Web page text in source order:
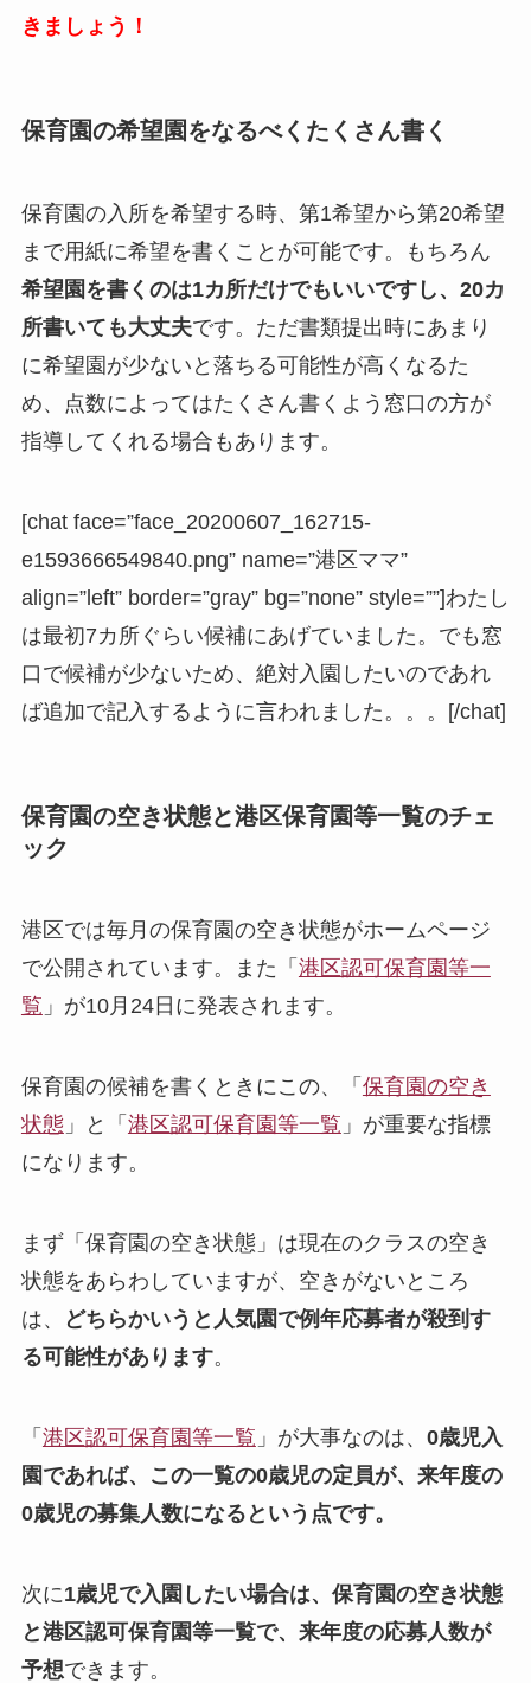
きましょう！
保育園の希望園をなるべくたくさん書く
保育園の入所を希望する時、第1希望から第20希望
まで用紙に希望を書くことが可能です。もちろん
希望園を書くのは1カ所だけでもいいですし、20カ
所書いても大丈夫です。ただ書類提出時にあまり
に希望園が少ないと落ちる可能性が高くなるた
め、点数によってはたくさん書くよう窓口の方が
指導してくれる場合もあります。
[chat face=”face_20200607_162715-
e1593666549840.png” name=”港区ママ”
align=”left” border=”gray” bg=”none” style=””]わたし
は最初7カ所ぐらい候補にあげていました。でも窓
口で候補が少ないため、絶対入園したいのであれ
ば追加で記入するように言われました。。。[/chat]
保育園の空き状態と港区保育園等一覧のチェ
ック
港区では毎月の保育園の空き状態がホームページ
で公開されています。また「 港区認可保育園等一
覧 」が10月24日に発表されます。
保育園の候補を書くときにこの、「 保育園の空き
状態」と「 港区認可保育園等一覧 」が重要な指標
になります。
まず「保育園の空き状態」は現在のクラスの空き
状態をあらわしていますが、空きがないところ
は、
どちらかいうと人気園で例年応募者が殺到す
る可能性があります。
「 港区認可保育園等一覧 」が大事なのは、 0歳児入
園であれば、この一覧の0歳児の定員が、来年度の
0歳児の募集人数になるという点です。
次に1歳児で入園したい場合は、保育園の空き状態
と港区認可保育園等一覧で、来年度の応募人数が
予想できます。